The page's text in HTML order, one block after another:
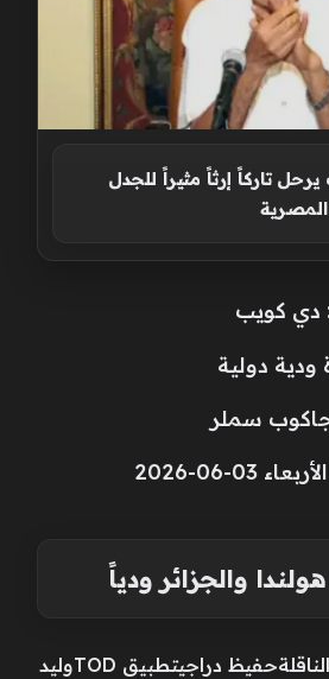
تاركاً إرثاً مثيراً للجدل
دي كويب
ودية دولية
جاكوب سملر
03-06-2026
والجزائر ودياً
معلق المباراةالقناة الناقلةحفيظ دراجيتطبيق TODوليد